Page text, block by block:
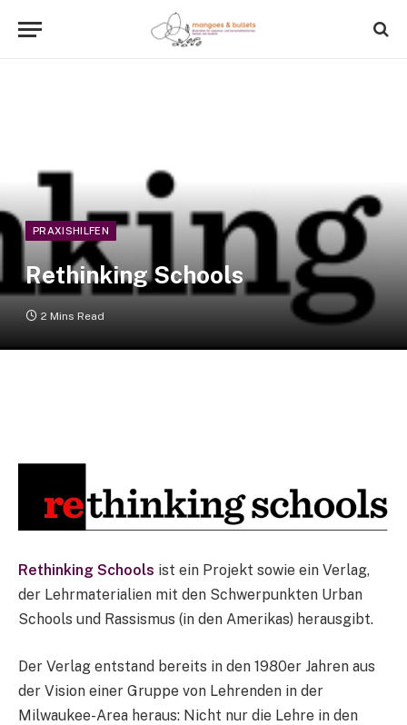
PRAXISHILFEN
Rethinking Schools
2 Mins Read
Rethinking Schools ist ein Projekt sowie ein Verlag,
der Lehrmaterialien mit den Schwerpunkten Urban
Schools und Rassismus (in den Amerikas) herausgibt.
Der Verlag entstand bereits in den 1980er Jahren aus
der Vision einer Gruppe von Lehrenden in der
Milwaukee-Area heraus: Nicht nur die Lehre in den